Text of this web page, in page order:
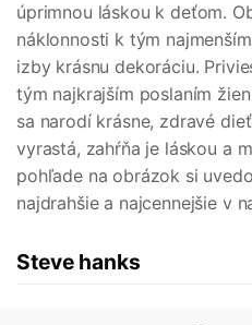
úprimnou láskou k deťom.
náklonnosti k tým
izby krásnu dekoráciu.
tým najkrajším poslaním
sa narodí krásne, zdravé
vyrastá, zahŕňa je láskou a
pohľade na obrázok si
najdrahšie a najcennejšie v
Steve hanks